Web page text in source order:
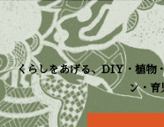
くらしをあげる、DIY・植物
ン・育